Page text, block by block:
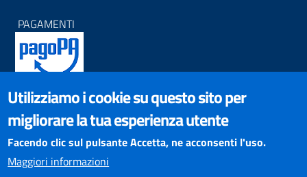
PAGAMENTI
SOCIAL NETWORKS
Pagina Facebook
Profilo Instagram
Canale YouTube
Utilizziamo i cookie su questo sito per
migliorare la tua esperienza utente
Facendo clic sul pulsante Accetta, ne acconsenti l'uso.
Maggiori informazioni